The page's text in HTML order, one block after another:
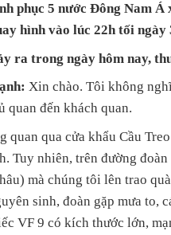
phục 5 nước Đông Nam
hình vào lúc 22h tối
ra trong ngày hôm nay,
Xin chào. Tôi không
quan đến khách quan.
quan qua cửa khẩu Cầu
Tuy nhiên, trên đường
mà chúng tôi lên trao
sinh, đoàn gặp mưa to,
VF 9 có kích thước lớn,